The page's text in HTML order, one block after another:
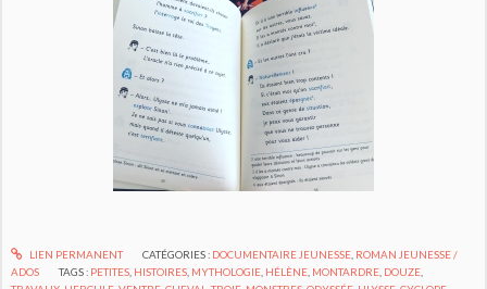
LIEN PERMANENT CATÉGORIES : DOCUMENTAIRE JEUNESSE, ROMAN JEUNESSE /
ADOS
TAGS : PETITES, HISTOIRES, MYTHOLOGIE, HÉLÈNE, MONTARDRE, DOUZE,